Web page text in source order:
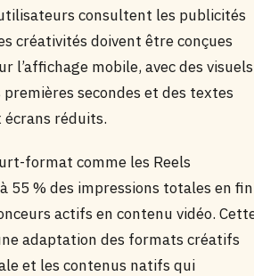
consultent les publicités
créativités doivent être conçues
l’affichage mobile, avec des visuels
secondes et des textes
écrans réduits.
format comme les Reels
55 % des impressions totales en fin
actifs en contenu vidéo.
adaptation des formats créatifs
et les contenus natifs qui